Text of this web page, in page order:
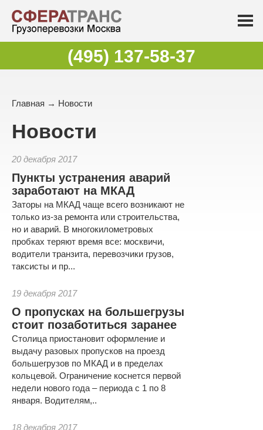
(495) 137-58-37
Главная → Новости
Новости
20 декабря 2017
Пункты устранения аварий
заработают на МКАД
Заторы на МКАД чаще всего возникают не
только из-за ремонта или строительства,
но и аварий. В многокилометровых
пробках теряют время все: москвичи,
водители транзита, перевозчики грузов,
таксисты и пр...
19 декабря 2017
О пропусках на большегрузы
стоит позаботиться заранее
Столица приостановит оформление и
выдачу разовых пропусков на проезд
большегрузов по МКАД и в пределах
кольцевой. Ограничение коснется первой
недели нового года – периода с 1 по 8
января. Водителям,..
18 декабря 2017